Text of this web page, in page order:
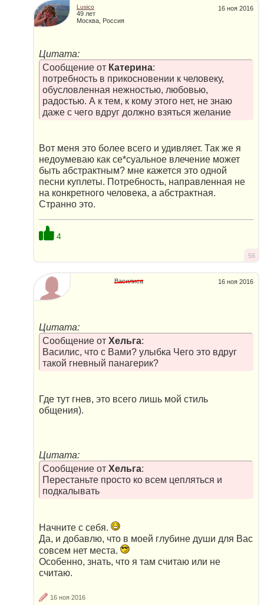
16 ноя 2016
Lusico
49 лет
Москва, Россия
Цитата:
Сообщение от Катерина:
потребность в прикосновении к человеку,
обусловленная нежностью, любовью,
радостью. А к тем, к кому этого нет, не знаю
даже с чего вдруг должно взяться желание
Вот меня это более всего и удивляет. Так же я
недоумеваю как се*суальное влечение может
быть абстрактным? мне кажется это одной
песни куплеты. Потребность, направленная не
на конкретного человека, а абстрактная.
Странно это.
4
56
16 ноя 2016
Василиса
Цитата:
Сообщение от Хельга:
Василис, что с Вами? улыбка Чего это вдруг
такой гневный панагерик?
Где тут гнев, это всего лишь мой стиль
общения).
Цитата:
Сообщение от Хельга:
Перестаньте просто ко всем цепляться и
подкалывать
Начните с себя.
Да, и добавлю, что в моей глубине души для Вас
совсем нет места.
Особенно, знать, что я там считаю или не
считаю.
16 ноя 2016